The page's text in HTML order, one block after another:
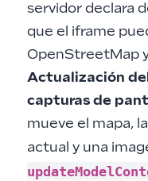
servidor declara
que el iframe
OpenStreetMap
Actualización
capturas de
mueve el mapa,
actual y una